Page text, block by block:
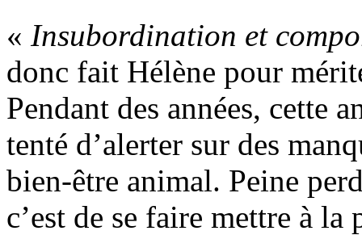
« Insubordination et
donc fait Hélène pour
Pendant des années, cette
tenté d’alerter sur des
bien-être animal. Peine
c’est de se faire mettre à la